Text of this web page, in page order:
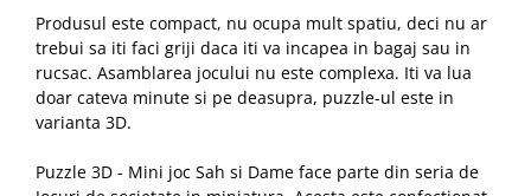
Produsul este compact, nu ocupa mult spatiu, deci nu ar
trebui sa iti faci griji daca iti va incapea in bagaj sau in
rucsac. Asamblarea jocului nu este complexa. Iti va lua
doar cateva minute si pe deasupra, puzzle-ul este in
varianta 3D.
Puzzle 3D - Mini joc Sah si Dame face parte din seria de